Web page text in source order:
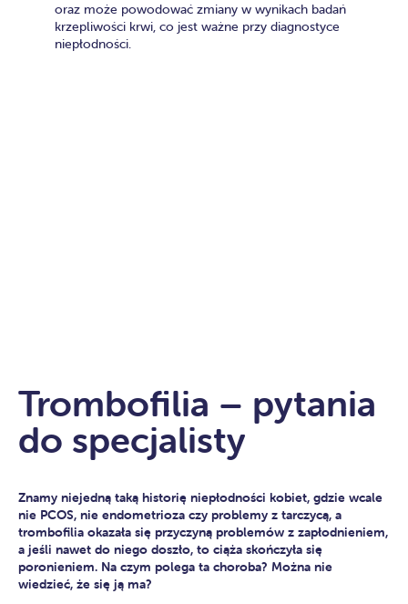
oraz może powodować zmiany w wynikach badań
krzepliwości krwi, co jest ważne przy diagnostyce
niepłodności.
Trombofilia – pytania
do specjalisty
Znamy niejedną taką historię niepłodności kobiet, gdzie wcale
nie PCOS, nie endometrioza czy problemy z tarczycą, a
trombofilia okazała się przyczyną problemów z zapłodnieniem,
a jeśli nawet do niego doszło, to ciąża skończyła się
poronieniem. Na czym polega ta choroba? Można nie
wiedzieć, że się ją ma?